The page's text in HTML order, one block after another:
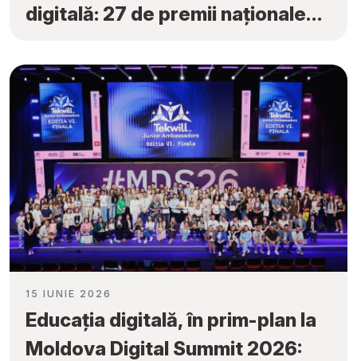
digitală: 27 de premii naționale
Ambassadors”
15 IUNIE 2026
Educația digitală, în prim-plan la
Moldova Digital Summit 2026: